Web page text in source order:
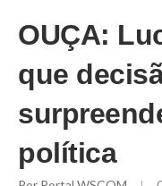
OUÇA:
que
política